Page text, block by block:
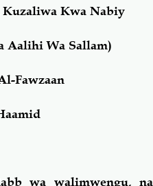
Duaa-Adhkaar
Kauli Za Salaf
Kuzaliwa Kwa Nabiy
Aalihi Wa Sallam)
Fawzaan
wa walimwengu, na